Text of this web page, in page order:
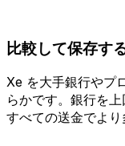
比較して保存す
Xe を大手銀行やプ
らかです。銀行を
すべての送金でより